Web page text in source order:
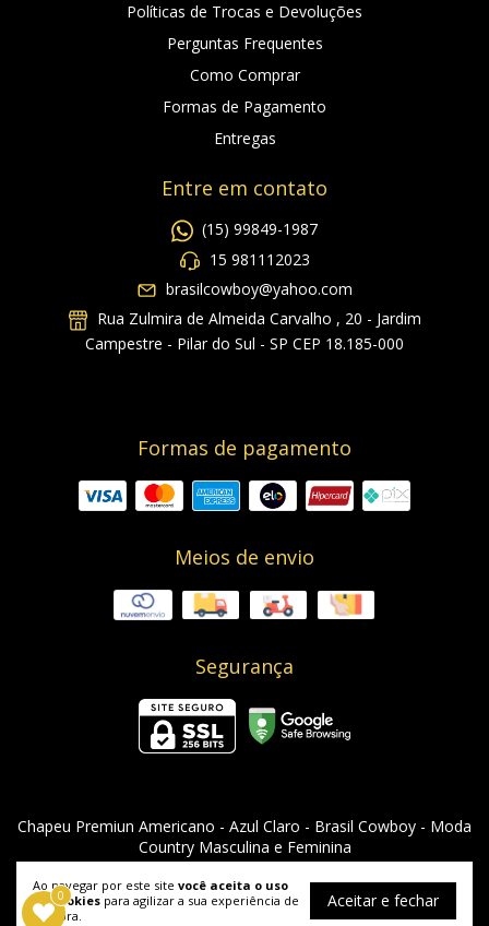
Ao navegar por este site você aceita o uso
de cookies para agilizar a sua experiência de
compra.
Aceitar e fechar
Políticas de Trocas e Devoluções
Perguntas Frequentes
Como Comprar
Formas de Pagamento
Entregas
Entre em contato
(15) 99849-1987
15 981112023
brasilcowboy@yahoo.com
Rua Zulmira de Almeida Carvalho , 20 - Jardim
Campestre - Pilar do Sul - SP CEP 18.185-000
Formas de pagamento
Meios de envio
Segurança
Chapeu Premiun Americano - Azul Claro - Brasil Cowboy - Moda
Country Masculina e Feminina
0